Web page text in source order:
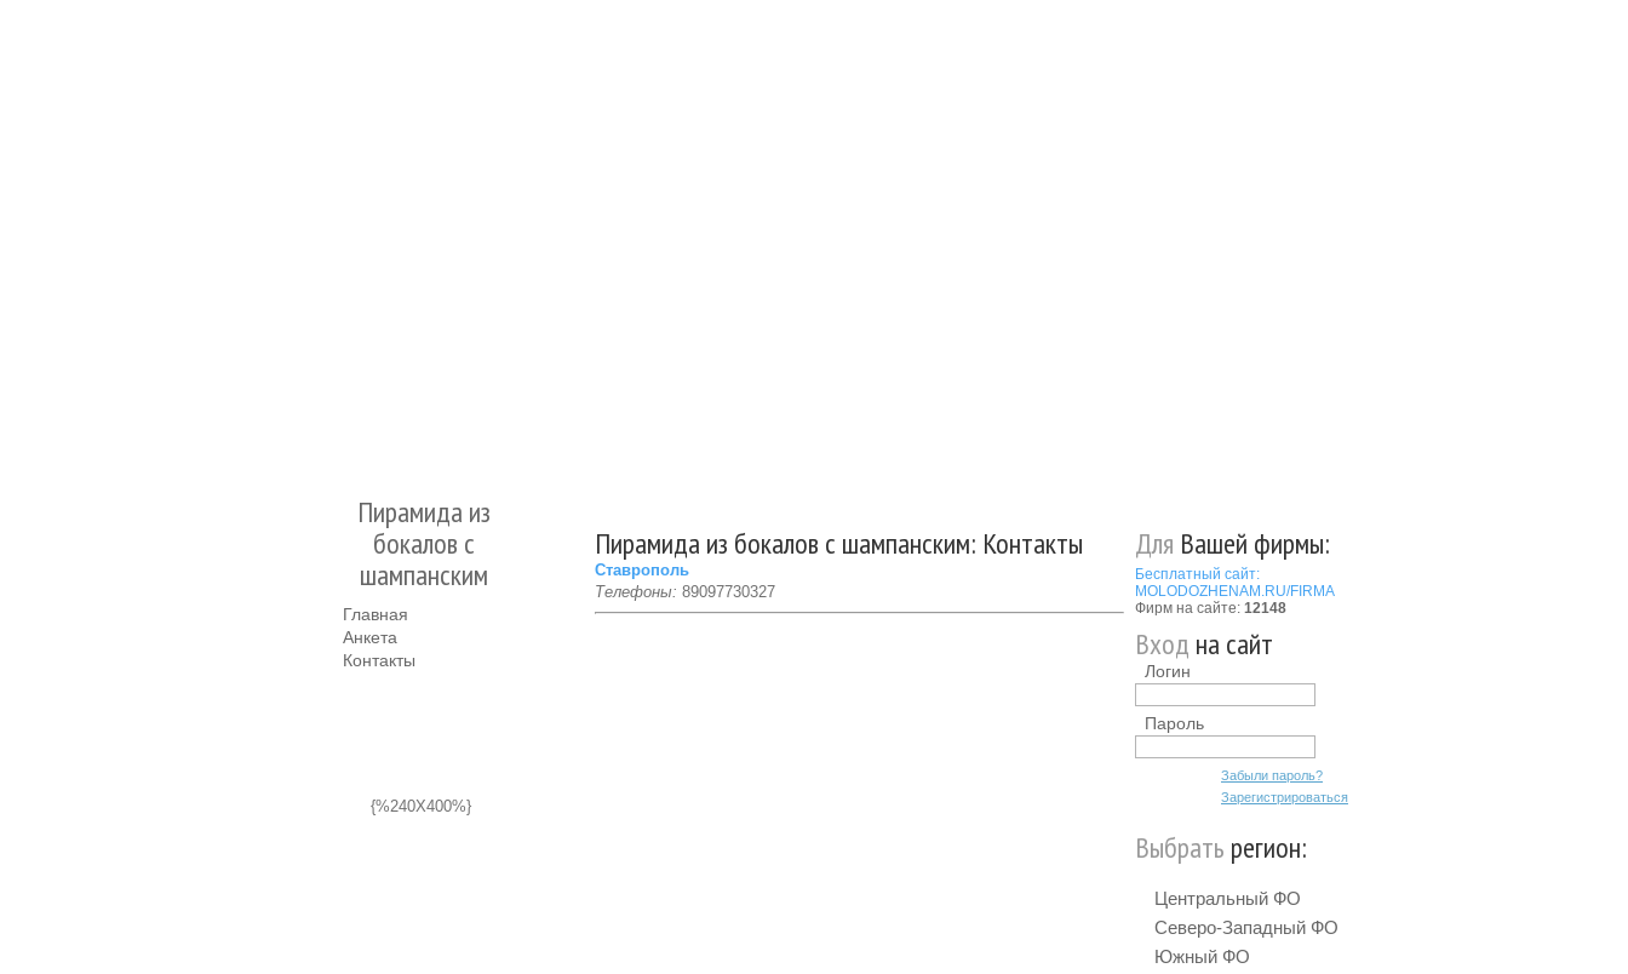
Пирамида из
бокалов с
шампанским
Главная
Анкета
Контакты
{%240X400%}
Пирамида из бокалов с шампанским: Контакты
Ставрополь
Телефоны: 89097730327
Для Вашей фирмы:
Бесплатный сайт:
MOLODOZHENAM.RU/FIRMA
Фирм на сайте: 12148
Вход на сайт
Логин
Пароль
Забыли пароль?
Зарегистрироваться
Выбрать регион:
Центральный ФО
Северо-Западный ФО
Южный ФО